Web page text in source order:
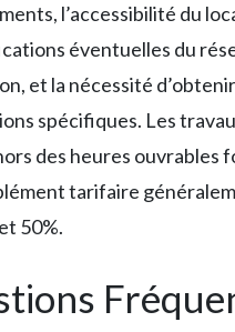
l’accessibilité du
éventuelles du
et la nécessité
spécifiques. Les
des heures ouvrables
tarifaire
50%.